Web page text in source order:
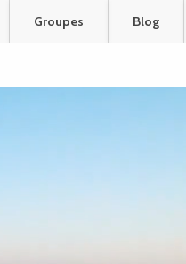
Groupes Blog